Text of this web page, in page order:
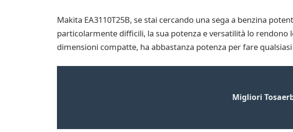
Makita EA3110T25B, se stai cercando una sega a benzina
particolarmente difficili, la sua potenza e versatilità lo
dimensioni compatte, ha abbastanza potenza per fare
Migliori